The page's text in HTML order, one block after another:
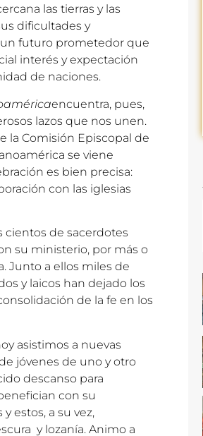
las tierras y las
dificultades y
un futuro prometedor que
interés y expectación
de naciones.
encuentra, pues,
lazos que nos unen.
la Comisión Episcopal de
se viene
es bien precisa:
con las iglesias
de sacerdotes
su ministerio, por más o
Junto a ellos miles de
y laicos han dejado los
de la fe en los
asistimos a nuevas
jóvenes de uno y otro
descanso para
con su
estos, a su vez,
y lozanía. Animo a